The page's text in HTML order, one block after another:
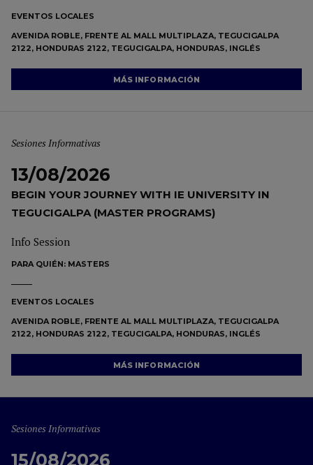
EVENTOS LOCALES
AVENIDA ROBLE, FRENTE AL MALL MULTIPLAZA, TEGUCIGALPA
2122, HONDURAS 2122, TEGUCIGALPA, HONDURAS, INGLÉS
MÁS INFORMACIÓN
Sesiones Informativas
13/08/2026
BEGIN YOUR JOURNEY WITH IE UNIVERSITY IN
TEGUCIGALPA (MASTER PROGRAMS)
Info Session
PARA QUIÉN: MASTERS
EVENTOS LOCALES
AVENIDA ROBLE, FRENTE AL MALL MULTIPLAZA, TEGUCIGALPA
2122, HONDURAS 2122, TEGUCIGALPA, HONDURAS, INGLÉS
MÁS INFORMACIÓN
Sesiones Informativas
15/08/2026